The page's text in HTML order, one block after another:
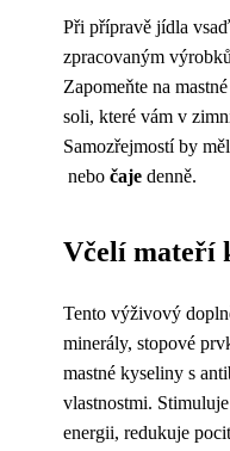
Při přípravě jídla
zpracovaným
Zapomeňte na
soli, které vám v
Samozřejmostí by
nebo čaje denně.
Včelí mateří
Tento výživový
minerály, stopové
mastné kyseliny s
vlastnostmi.
energii, redukuje